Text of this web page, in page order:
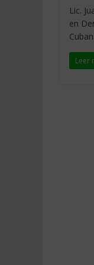
Lic.
en
Leer